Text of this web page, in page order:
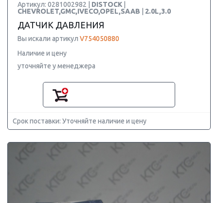
Артикул: 0281002982 | DISTOCK
CHEVROLET,GMC,IVECO,OPEL,SAAB
2.0L,3.0
ДАТЧИК ДАВЛЕНИЯ
Вы искали артикул V754050880
Наличие и цену
уточняйте у менеджера
Срок поставки: Уточняйте наличие и цену